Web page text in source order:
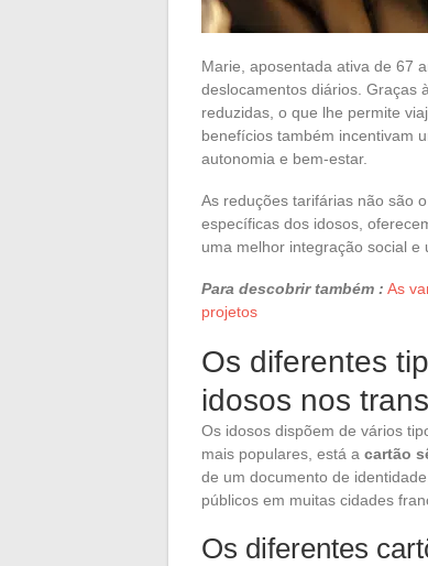
Marie, aposentada ativa de 67
deslocamentos diários. Graças
reduzidas, o que lhe permite
benefícios também incentivam
autonomia e bem-estar.
As reduções tarifárias não são
específicas dos idosos,
uma melhor integração social e
Para descobrir também : As
projetos
Os diferentes
idosos nos
Os idosos dispõem de vários
mais populares, está a cartão
de um documento de
públicos em muitas cidades
Os diferentes